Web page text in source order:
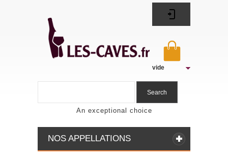
An exceptional choice
vide
NOS APPELLATIONS
Search